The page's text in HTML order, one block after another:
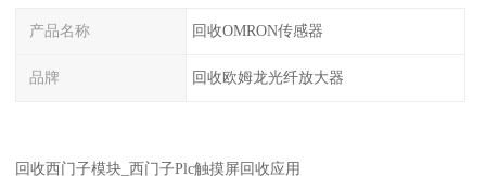
产品名称 回收OMRON传感器
品牌 回收欧姆龙光纤放大器
回收西门子模块_西门子Plc触摸屏回收应用